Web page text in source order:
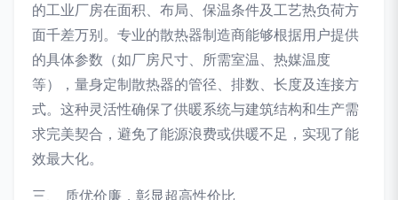
的工业厂房在面积、布局、保温条件及工艺热负荷方
面千差万别。专业的散热器制造商能够根据用户提供
的具体参数（如厂房尺寸、所需室温、热媒温度
等），量身定制散热器的管径、排数、长度及连接方
式。这种灵活性确保了供暖系统与建筑结构和生产需
求完美契合，避免了能源浪费或供暖不足，实现了能
效最大化。
三、 质优价廉，彰显超高性价比